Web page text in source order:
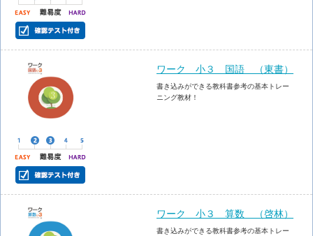
ワーク 小３ 国語 （東書）
書き込みができる教科書参考の基本トレー
ニング教材！
ワーク 小３ 算数 （啓林）
書き込みができる教科書参考の基本トレー